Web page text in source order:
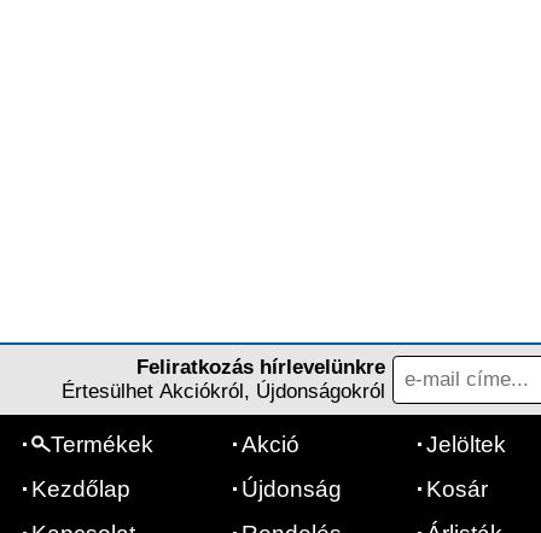
Feliratkozás hírlevelünkre
Értesülhet Akciókról, Újdonságokról
Termékek
Kezdőlap
Akció
Újdonság
Jelöltek
Kosár